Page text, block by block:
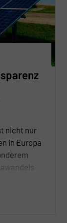
nicht nur
in Europa
und